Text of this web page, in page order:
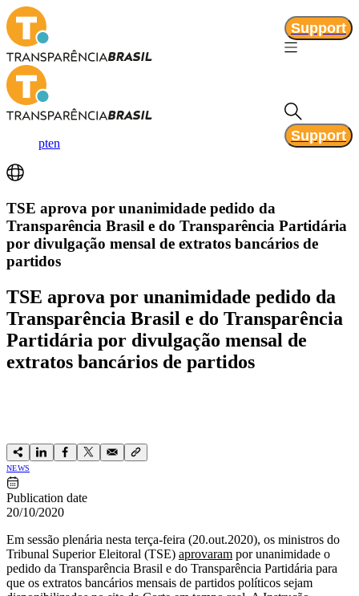
Support
pten Support
TSE aprova por unanimidade pedido da
Transparência Brasil e do Transparência Partidária
por divulgação mensal de extratos bancários de
partidos
TSE aprova por unanimidade pedido da
Transparência Brasil e do Transparência
Partidária por divulgação mensal de
extratos bancários de partidos
NEWS
Publication date
20/10/2020
Em sessão plenária nesta terça-feira (20.out.2020), os ministros do
Tribunal Superior Eleitoral (TSE) aprovaram por unanimidade o
pedido da Transparência Brasil e do Transparência Partidária para
que os extratos bancários mensais de partidos políticos sejam